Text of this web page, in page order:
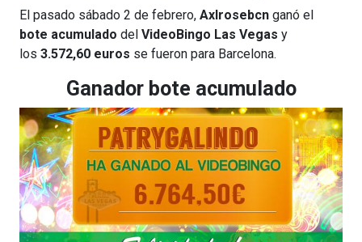
El pasado sábado 2 de febrero, Axlrosebcn ganó el
bote acumulado del VideoBingo Las Vegas y
los 3.572,60 euros se fueron para Barcelona.
Ganador bote acumulado